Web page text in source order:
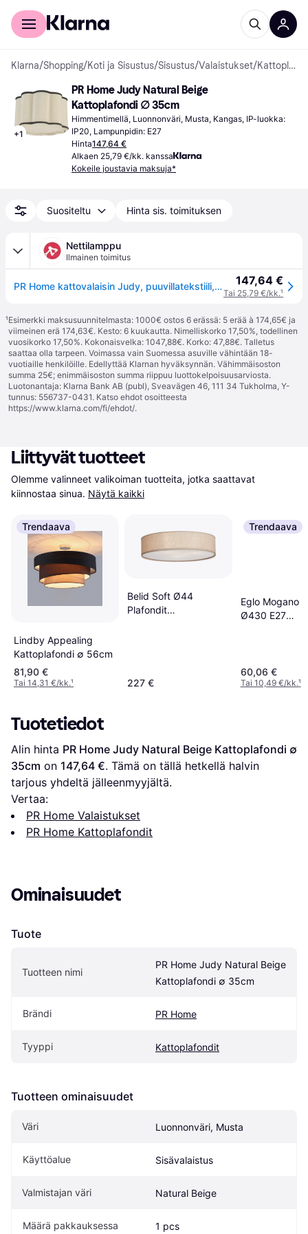
Kuluttajille
Klarna/Shopping/Koti ja Sisustus/Sisustus/Valaistukset/ Kattoplafondit
+1
PR Home Judy Natural Beige
Kattoplafondi ∅ 35cm
Himmentimellä, Luonnonväri, Musta, Kangas, IP-luokka:
IP20, Lampunpidin: E27
Hinta147,64 €
Alkaen 25,79 €/kk. kanssa
Kokeile joustavia maksuja*
Suositeltu Hinta sis. toimituksen
Nettilamppu
Ilmainen toimitus
PR Home kattovalaisin Judy, puuvillatekstiili, luonnon beige Ø 35 cm - luonnollinen beige 147,64 €
Tai 25,79 €/kk.¹
¹Esimerkki maksusuunnitelmasta: 1000€ ostos 6 erässä: 5 erää à 174,65€ ja
viimeinen erä 174,63€. Kesto: 6 kuukautta. Nimelliskorko 17,50%, todellinen
vuosikorko 17,50%. Kokonaisvelka: 1047,88€. Korko: 47,88€. Talletus
saattaa olla tarpeen. Voimassa vain Suomessa asuville vähintään 18-
vuotiaille henkilöille. Edellyttää Klarnan hyväksynnän. Vähimmäisoston
summa 25€; enimmäisoston summa riippuu luottokelpoisuusarviosta.
Luotonantaja: Klarna Bank AB (publ), Sveavägen 46, 111 34 Tukholma, Y-
tunnus: 556737-0431. Katso ehdot osoitteesta
https://www.klarna.com/fi/ehdot/.
Liittyvät tuotteet
Olemme valinneet valikoiman tuotteita, jotka saattavat
kiinnostaa sinua. Näytä kaikki
Trendaava
Lindby Appealing
Kattoplafondi ∅ 56cm
81,90 €
Tai 14,31 €/kk.¹
Belid Soft Ø44
Plafondit
227 €
Trendaava
Eglo Mogano
Ø430 E27
60,06 €
Tai 10,49 €/kk.¹
Tuotetiedot
Alin hinta PR Home Judy Natural Beige Kattoplafondi ∅
35cm on 147,64 €. Tämä on tällä hetkellä halvin
tarjous yhdeltä jälleenmyyjältä.
Vertaa:
PR Home Valaistukset
PR Home Kattoplafondit
Ominaisuudet
Tuote
Tuotteen nimi
PR Home Judy Natural Beige
Kattoplafondi ∅ 35cm
Brändi PR Home
Tyyppi Kattoplafondit
Tuotteen ominaisuudet
Väri Luonnonväri, Musta
Käyttöalue Sisävalaistus
Valmistajan väri Natural Beige
Määrä pakkauksessa 1 pcs